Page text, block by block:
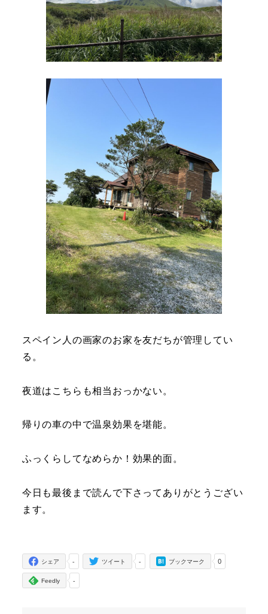
スペイン人の画家のお家を友だちが管理してい
る。
夜道はこちらも相当おっかない。
帰りの車の中で温泉効果を堪能。
ふっくらしてなめらか！効果的面。
今日も最後まで読んで下さってありがとうござい
ます。
-
シェア -
ツイート 0
ブックマーク
-
Feedly